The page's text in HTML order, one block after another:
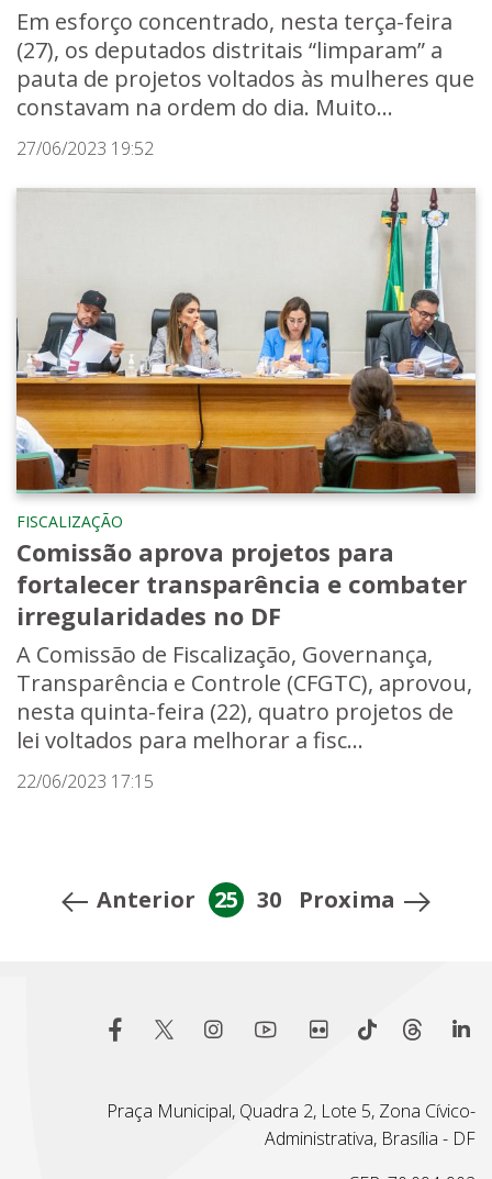
Em esforço concentrado, nesta terça-feira
(27), os deputados distritais “limparam” a
pauta de projetos voltados às mulheres que
constavam na ordem do dia. Muito...
27/06/2023 19:52
FISCALIZAÇÃO
Comissão aprova projetos para
fortalecer transparência e combater
irregularidades no DF
A Comissão de Fiscalização, Governança,
Transparência e Controle (CFGTC), aprovou,
nesta quinta-feira (22), quatro projetos de
lei voltados para melhorar a fisc...
22/06/2023 17:15
Anterior 25 30 Proxima
Praça Municipal, Quadra 2, Lote 5, Zona Cívico-
Administrativa, Brasília - DF